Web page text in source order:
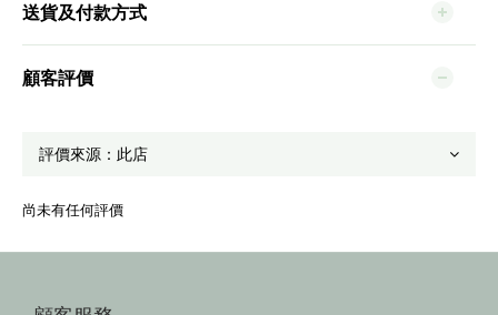
送貨及付款方式
顧客評價
尚未有任何評價